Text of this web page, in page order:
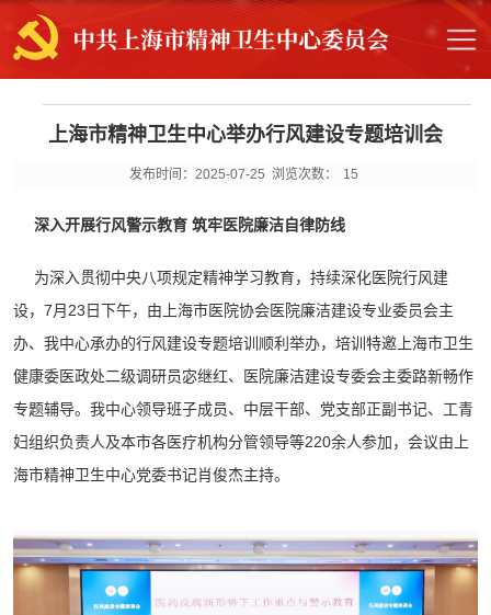
上海市精神卫生中心举办行风建设专题培训会
发布时间：2025-07-25 浏览次数： 15
深入开展行风警示教育 筑牢医院廉洁自律防线
为深入贯彻中央八项规定精神学习教育，持续深化医院行风建
设，7月23日下午，由上海市医院协会医院廉洁建设专业委员会主
办、我中心承办的行风建设专题培训顺利举办，培训特邀上海市卫生
健康委医政处二级调研员宓继红、医院廉洁建设专委会主委路新畅作
专题辅导。我中心领导班子成员、中层干部、党支部正副书记、工青
妇组织负责人及本市各医疗机构分管领导等220余人参加，会议由上
海市精神卫生中心党委书记肖俊杰主持。